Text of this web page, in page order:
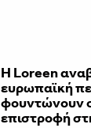
Η Loreen
ευρωπαϊκή
φουντώνουν
επιστροφή